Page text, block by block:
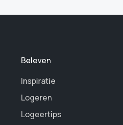
Beleven
Inspiratie
Logeren
Logeertips